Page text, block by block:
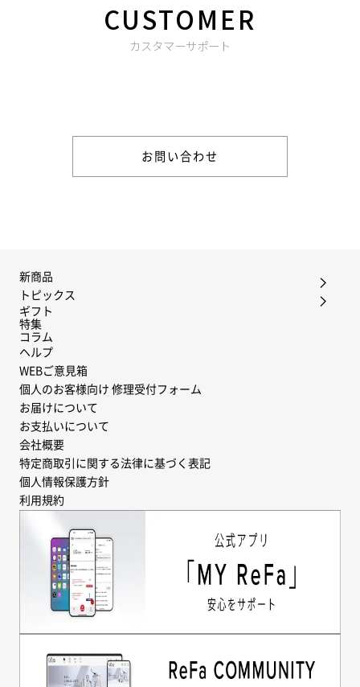
CUSTOMER
カスタマーサポート
お問い合わせ
新商品
トピックス
ギフト
特集
コラム
ヘルプ
WEBご意見箱
個人のお客様向け 修理受付フォーム
お届けについて
お支払いについて
会社概要
特定商取引に関する法律に基づく表記
個人情報保護方針
利用規約